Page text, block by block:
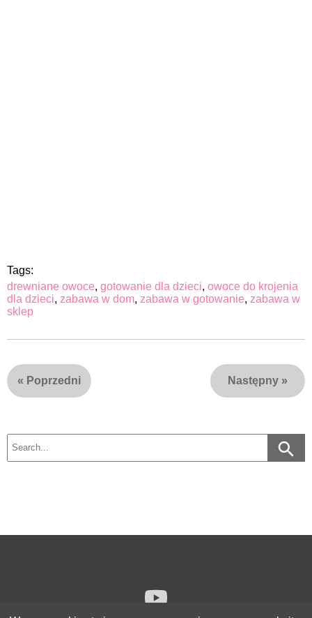
Tags:
drewniane owoce, gotowanie dla dzieci, owoce do krojenia
dla dzieci, zabawa w dom, zabawa w gotowanie, zabawa w
sklep
« Poprzedni Następny »